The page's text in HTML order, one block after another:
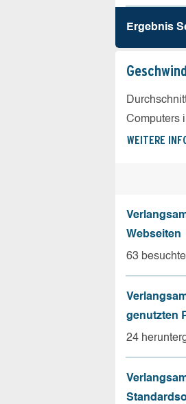
Ergebnis
Computers
WEITERE
Webseiten
63
genutzten
24